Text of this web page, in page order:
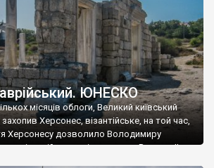
ЮНЕСКО
місяців облоги, Великий київський
Херсонес, візантійське, на той час,
Херсонесу дозволило Володимиру
візантійському імператору Василю ІІ, та